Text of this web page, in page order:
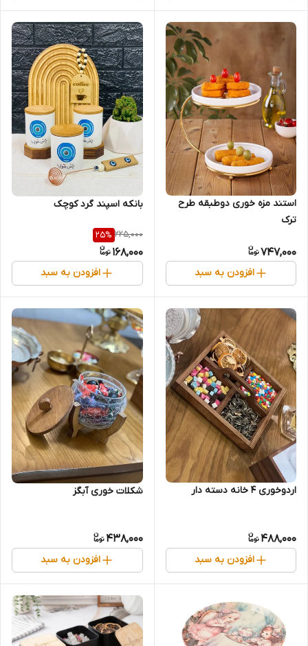
استند مزه خوری دوطبقه طرح
ترک
747,000
افزودن به سبد
بانکه اسپند گرد کوچک
225,000
25%
168,000
افزودن به سبد
اردوخوری 4 خانه دسته دار
488,000
افزودن به سبد
شکلات خوری آبگز
438,000
افزودن به سبد